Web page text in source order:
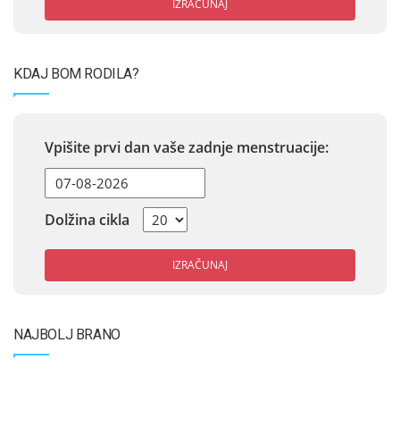
IZRAČUNAJ
KDAJ BOM RODILA?
Vpišite prvi dan vaše zadnje menstruacije:
Dolžina cikla
IZRAČUNAJ
NAJBOLJ BRANO